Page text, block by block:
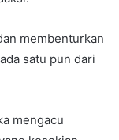
membenturkan
satu pun dari
mengacu